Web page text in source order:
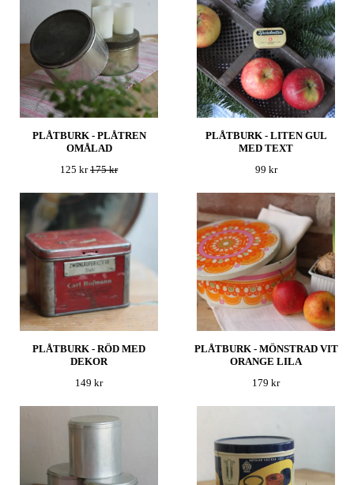
PLÅTBURK - PLÅTREN
OMÅLAD
125 kr175 kr
PLÅTBURK - LITEN GUL
MED TEXT
99 kr
PLÅTBURK - RÖD MED
DEKOR
149 kr
PLÅTBURK - MÖNSTRAD VIT
ORANGE LILA
179 kr